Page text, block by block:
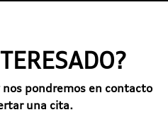
pondremos en contacto
una cita.